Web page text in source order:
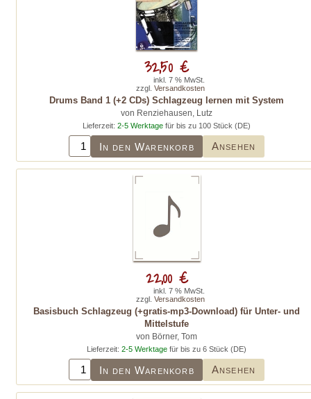
Drums Band 1 (+2 CDs) Schlagzeug lernen mit System
von Renziehausen, Lutz
Lieferzeit: 2-5 Werktage für bis zu 100 Stück (DE)
In den Warenkorb Ansehen
32,50 €
inkl. 7 % MwSt.
zzgl. Versandkosten
Basisbuch Schlagzeug (+gratis-mp3-Download) für Unter- und
Mittelstufe
von Börner, Tom
Lieferzeit: 2-5 Werktage für bis zu 6 Stück (DE)
In den Warenkorb Ansehen
22,00 €
inkl. 7 % MwSt.
zzgl. Versandkosten